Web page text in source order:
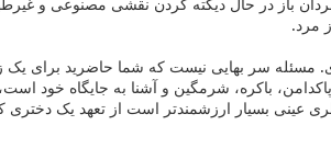
باز در حال دیکته کردن نقشی مصنوعی و
مرد.
مسئله سر بهایی نیست که شما حاضرید برای
۸ از ۱۰ که علاوه بر ۸ از ۱۰ بودن عفیف، پاکدامن، باکره، شرمگین و